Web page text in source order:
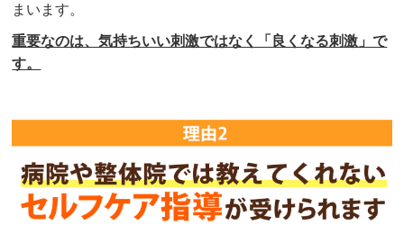
まいます。
重要なのは、気持ちいい刺激ではなく「良くなる刺激」で
す。